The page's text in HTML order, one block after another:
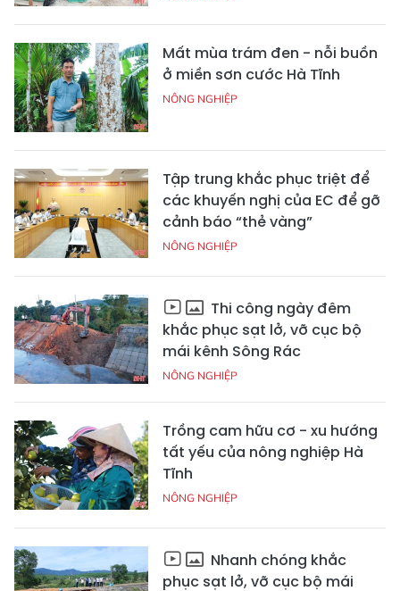
Mất mùa trám đen - nỗi buồn
ở miền sơn cước Hà Tĩnh
NÔNG NGHIỆP
Tập trung khắc phục triệt để
các khuyến nghị của EC để gỡ
cảnh báo “thẻ vàng”
NÔNG NGHIỆP
Thi công ngày đêm
khắc phục sạt lở, vỡ cục bộ
mái kênh Sông Rác
NÔNG NGHIỆP
Trồng cam hữu cơ - xu hướng
tất yếu của nông nghiệp Hà
Tĩnh
NÔNG NGHIỆP
Nhanh chóng khắc
phục sạt lở, vỡ cục bộ mái